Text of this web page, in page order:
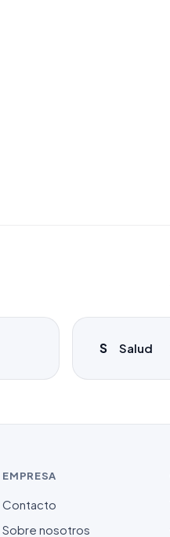
S Salud
EMPRESA
Contacto
Sobre nosotros